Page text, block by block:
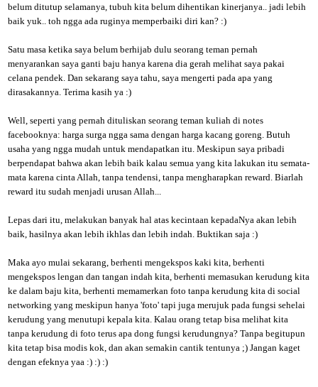
belum ditutup selamanya, tubuh kita belum dihentikan kinerjanya.. jadi lebih
baik yuk.. toh ngga ada ruginya memperbaiki diri kan? :)
Satu masa ketika saya belum berhijab dulu seorang teman pernah
menyarankan saya ganti baju hanya karena dia gerah melihat saya pakai
celana pendek. Dan sekarang saya tahu, saya mengerti pada apa yang
dirasakannya. Terima kasih ya :)
Well, seperti yang pernah dituliskan seorang teman kuliah di notes
facebooknya: harga surga ngga sama dengan harga kacang goreng. Butuh
usaha yang ngga mudah untuk mendapatkan itu. Meskipun saya pribadi
berpendapat bahwa akan lebih baik kalau semua yang kita lakukan itu semata-
mata karena cinta Allah, tanpa tendensi, tanpa mengharapkan reward. Biarlah
reward itu sudah menjadi urusan Allah...
Lepas dari itu, melakukan banyak hal atas kecintaan kepadaNya akan lebih
baik, hasilnya akan lebih ikhlas dan lebih indah. Buktikan saja :)
Maka ayo mulai sekarang, berhenti mengekspos kaki kita, berhenti
mengekspos lengan dan tangan indah kita, berhenti memasukan kerudung kita
ke dalam baju kita, berhenti memamerkan foto tanpa kerudung kita di social
networking yang meskipun hanya 'foto' tapi juga merujuk pada fungsi sehelai
kerudung yang menutupi kepala kita. Kalau orang tetap bisa melihat kita
tanpa kerudung di foto terus apa dong fungsi kerudungnya? Tanpa begitupun
kita tetap bisa modis kok, dan akan semakin cantik tentunya ;) Jangan kaget
dengan efeknya yaa :) :) :)